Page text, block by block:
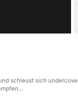
schleust sich